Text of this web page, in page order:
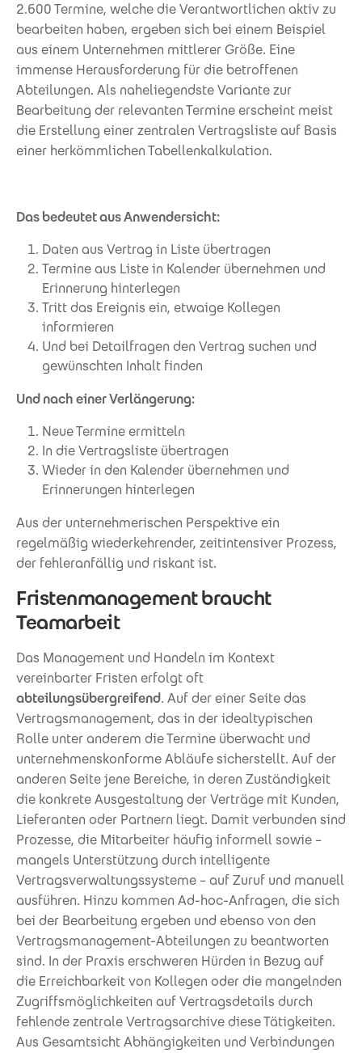
2.600 Termine, welche die Verantwortlichen aktiv zu
bearbeiten haben, ergeben sich bei einem Beispiel
aus einem Unternehmen mittlerer Größe. Eine
immense Herausforderung für die betroffenen
Abteilungen. Als naheliegendste Variante zur
Bearbeitung der relevanten Termine erscheint meist
die Erstellung einer zentralen Vertragsliste auf Basis
einer herkömmlichen Tabellenkalkulation.
Das bedeutet aus Anwendersicht:
Daten aus Vertrag in Liste übertragen
Termine aus Liste in Kalender übernehmen und
Erinnerung hinterlegen
Tritt das Ereignis ein, etwaige Kollegen
informieren
Und bei Detailfragen den Vertrag suchen und
gewünschten Inhalt finden
Und nach einer Verlängerung:
Neue Termine ermitteln
In die Vertragsliste übertragen
Wieder in den Kalender übernehmen und
Erinnerungen hinterlegen
Aus der unternehmerischen Perspektive ein
regelmäßig wiederkehrender, zeitintensiver Prozess,
der fehleranfällig und riskant ist.
Fristenmanagement braucht
Teamarbeit
Das Management und Handeln im Kontext
vereinbarter Fristen erfolgt oft
abteilungsübergreifend. Auf der einer Seite das
Vertragsmanagement, das in der idealtypischen
Rolle unter anderem die Termine überwacht und
unternehmenskonforme Abläufe sicherstellt. Auf der
anderen Seite jene Bereiche, in deren Zuständigkeit
die konkrete Ausgestaltung der Verträge mit Kunden,
Lieferanten oder Partnern liegt. Damit verbunden sind
Prozesse, die Mitarbeiter häufig informell sowie –
mangels Unterstützung durch intelligente
Vertragsverwaltungssysteme – auf Zuruf und manuell
ausführen. Hinzu kommen Ad-hoc-Anfragen, die sich
bei der Bearbeitung ergeben und ebenso von den
Vertragsmanagement-Abteilungen zu beantworten
sind. In der Praxis erschweren Hürden in Bezug auf
die Erreichbarkeit von Kollegen oder die mangelnden
Zugriffsmöglichkeiten auf Vertragsdetails durch
fehlende zentrale Vertragsarchive diese Tätigkeiten.
Aus Gesamtsicht Abhängigkeiten und Verbindungen